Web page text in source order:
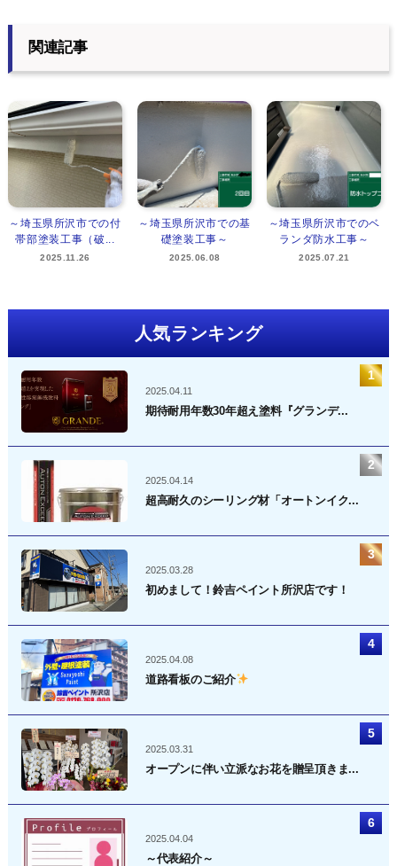
関連記事
～埼玉県所沢市での付
帯部塗装工事（破...
2025.11.26
～埼玉県所沢市での基
礎塗装工事～
2025.06.08
～埼玉県所沢市でのベ
ランダ防水工事～
2025.07.21
人気ランキング
2025.04.11
期待耐用年数30年超え塗料『グランデ...
2025.04.14
超高耐久のシーリング材「オートンイク...
2025.03.28
初めまして！鈴吉ペイント所沢店です！
2025.04.08
道路看板のご紹介
2025.03.31
オープンに伴い立派なお花を贈呈頂きま...
2025.04.04
～代表紹介～